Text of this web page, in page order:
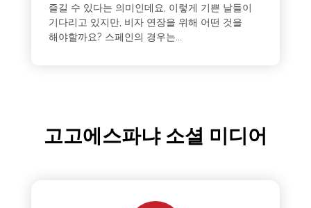
즐길 수 있다는 의미인데요, 이렇게 기쁜 날들이
기다리고 있지만, 비자 연장을 위해 어떤 것을
해야할까요? 스페인의 경우는...
고고에스파냐 소셜 미디어